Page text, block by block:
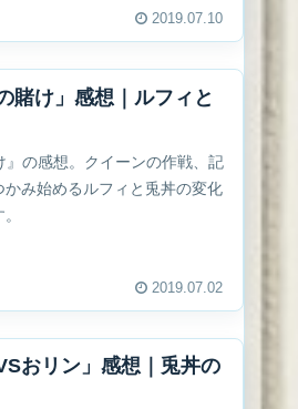
2019.07.10
賭け」感想｜ルフィと
の感想。クイーンの作戦、記
み始めるルフィと兎丼の変化
2019.07.02
おリン」感想｜兎丼の